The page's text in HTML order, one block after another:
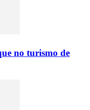
no turismo de